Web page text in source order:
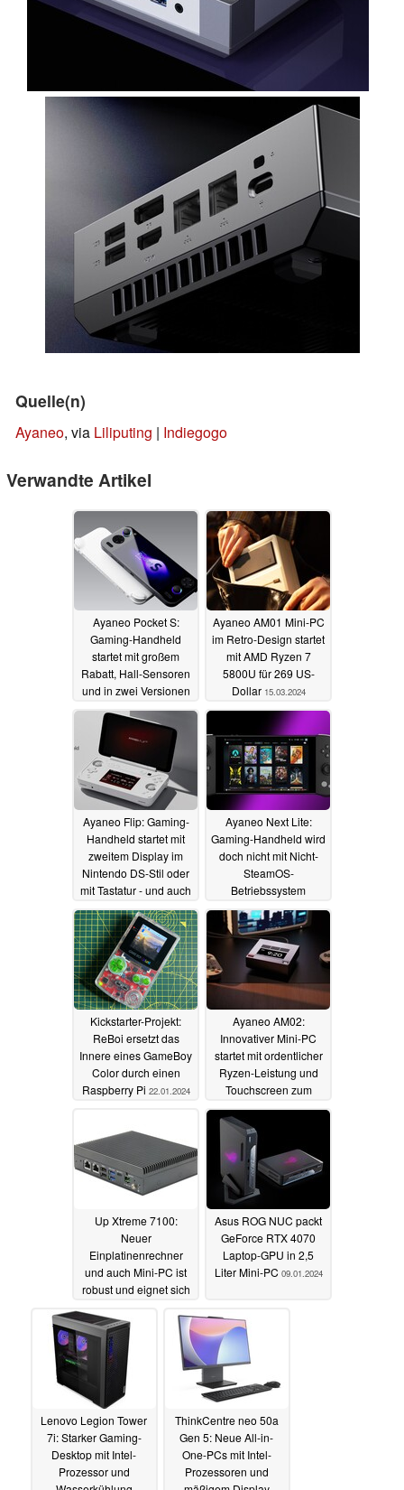
Quelle(n)
Ayaneo, via Liliputing | Indiegogo
Verwandte Artikel
Ayaneo Pocket S:
Gaming-Handheld
startet mit großem
Rabatt, Hall-Sensoren
und in zwei Versionen
27.04.2024
Ayaneo AM01 Mini-PC
im Retro-Design startet
mit AMD Ryzen 7
5800U für 269 US-
Dollar 15.03.2024
Ayaneo Flip: Gaming-
Handheld startet mit
zweitem Display im
Nintendo DS-Stil oder
mit Tastatur - und auch
mit Ryzen 7 8840U
und OCuLink30.01.2024
Ayaneo Next Lite:
Gaming-Handheld wird
doch nicht mit Nicht-
SteamOS-
Betriebssystem
ausgeliefert26.01.2024
Kickstarter-Projekt:
ReBoi ersetzt das
Innere eines GameBoy
Color durch einen
Raspberry Pi 22.01.2024
Ayaneo AM02:
Innovativer Mini-PC
startet mit ordentlicher
Ryzen-Leistung und
Touchscreen zum
Vorzugspreis18.01.2024
Up Xtreme 7100:
Neuer
Einplatinenrechner
und auch Mini-PC ist
robust und eignet sich
16.01.2024
Asus ROG NUC packt
GeForce RTX 4070
Laptop-GPU in 2,5
Liter Mini-PC 09.01.2024
Lenovo Legion Tower
7i: Starker Gaming-
Desktop mit Intel-
Prozessor und
ThinkCentre neo 50a
Gen 5: Neue All-in-
One-PCs mit Intel-
Prozessoren und